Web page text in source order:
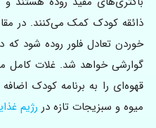
ذائقه کودک کمک می‌کنند. در
خوردن تعادل فلور روده شود که
گوارشی خواهد شد. غلات کامل
میوه و سبزیجات تازه در رژیم